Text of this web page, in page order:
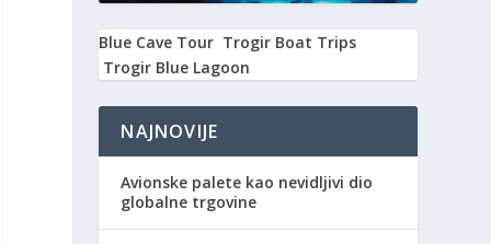
Blue Cave Tour Trogir Boat Trips
Trogir Blue Lagoon
NAJNOVIJE
Avionske palete kao nevidljivi dio
globalne trgovine